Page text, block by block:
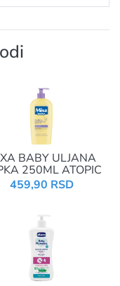
BABY ULJANA
250ML ATOPIC
459,90 RSD